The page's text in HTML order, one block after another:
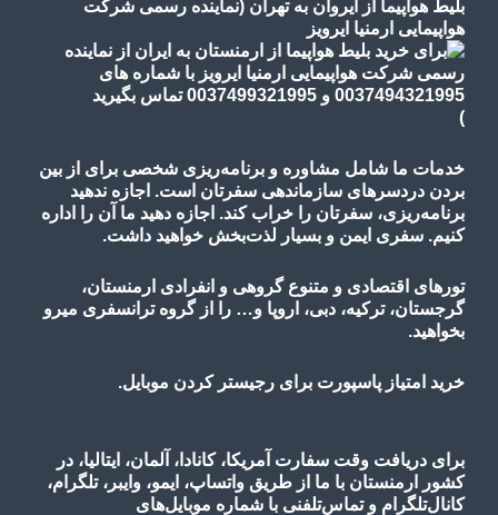
بلیط هواپیما از ایروان به تهران (نماینده رسمی شرکت
هواپیمایی ارمنیا ایرویز
)
خدمات ما شامل مشاوره و برنامه‌ریزی شخصی برای از بین
بردن دردسرهای سازماندهی سفرتان است. اجازه ندهید
برنامه‌ریزی، سفرتان را خراب کند. اجازه دهید ما آن را اداره
کنیم. سفری ایمن و بسیار لذت‌بخش خواهید داشت.
تورهای اقتصادی و متنوع گروهی و انفرادی ارمنستان،
گرجستان، ترکیه، دبی، اروپا و… را از گروه ترانسفری میرو
بخواهید.
خرید امتیاز پاسپورت برای رجیستر کردن موبایل.
برای دریافت وقت سفارت آمریکا، کانادا، آلمان، ایتالیا، در
کشور ارمنستان با ما از طریق واتساپ، ایمو، وایبر، تلگرام،
کانال‌تلگرام و تماس‌تلفنی با شماره موبایل‌های